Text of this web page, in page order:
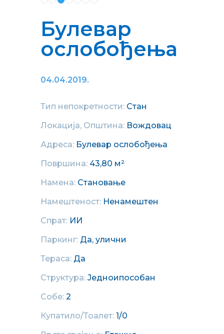
Булевар
ослобођења
04.04.2019.
Тип непокретности: Стан
Локација, Општина: Вождовац
Адреса: Булевар ослобођења
Површина: 43,80 м²
Намена: Становање
Намештеност: Ненамештен
Спрат: ИИ
Паркинг: Да, улични
Тераса: Да
Структура: Једноипособан
Собе: 2
Купатило/Тоалет: 1/0